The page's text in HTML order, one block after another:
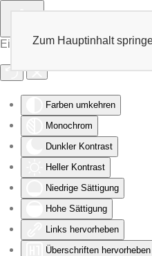
Eingabehilfen öffnen
Farben umkehren
Monochrom
Dunkler Kontrast
Heller Kontrast
Niedrige Sättigung
Hohe Sättigung
Links hervorheben
Überschriften hervorheben
Zum Hauptinhalt